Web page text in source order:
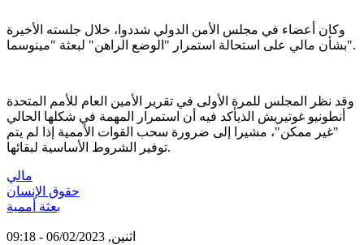
وكان أعضاء في مجلس الأمن الدولي شددوا، خلال جلسته الأخيرة
بشأن مالي على استحالة استمرار "الوضع الراهن" لبعثة "مينوسما".
وقد نظر المجلس للمرة الأولى في تقرير الأمين العام للأمم المتحدة
أنطونيو غوتيريش الذيأكد فيه أن استمرار المهمة في شكلها الحالي
"غير ممكن"، مشيرا إلى ضرورة سحب القوات الأممية إذا لم يتم
توفير الشروط الأساسية لبقائها.
مالي
حقوق الإنسان
بعثة أممية
اثنين, 06/02/2023 - 09:18